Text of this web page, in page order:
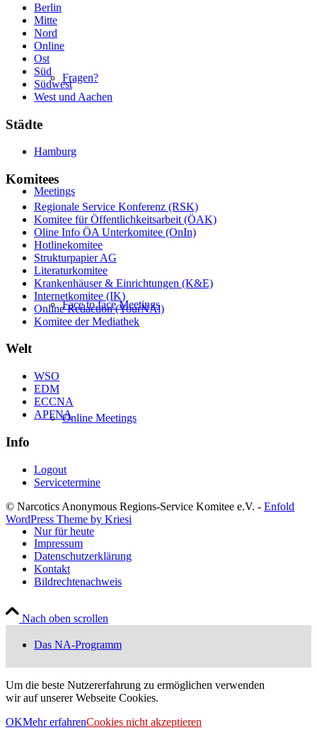
Fragen?
Meetings
Face to face Meetings
Online Meetings
Nur für heute
Das NA-Programm
Berlin
Mitte
Nord
Online
Ost
Süd
Südwest
West und Aachen
Städte
Hamburg
Komitees
Regionale Service Konferenz (RSK)
Komitee für Öffentlichkeitsarbeit (ÖAK)
Oline Info ÖA Unterkomitee (OnIn)
Hotlinekomitee
Strukturpapier AG
Literaturkomitee
Krankenhäuser & Einrichtungen (K&E)
Internetkomitee (IK)
Online Redaction (YourNAl)
Komitee der Mediathek
Welt
WSO
EDM
ECCNA
APFNA
Info
Logout
Servicetermine
© Narcotics Anonymous Regions-Service Komitee e.V. - Enfold
WordPress Theme by Kriesi
Impressum
Datenschutzerklärung
Kontakt
Bildrechtenachweis
Nach oben scrollen
Um die beste Nutzererfahrung zu ermöglichen verwenden
wir auf unserer Webseite Cookies.
OKMehr erfahrenCookies nicht akzeptieren